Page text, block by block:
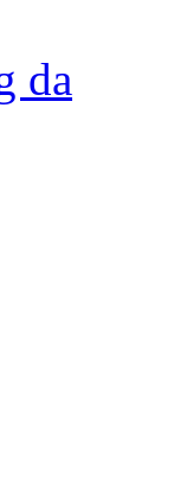
da